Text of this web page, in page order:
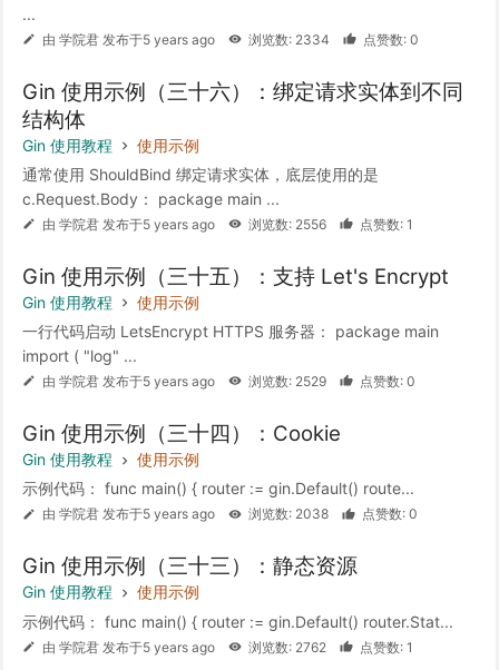
...
由 学院君 发布于5 years ago 浏览数: 2334 点赞数: 0
Gin 使用示例（三十六）：绑定请求实体到不同
结构体
Gin 使用教程
使用示例
通常使用 ShouldBind 绑定请求实体，底层使用的是
c.Request.Body： package main ...
由 学院君 发布于5 years ago 浏览数: 2556 点赞数: 1
Gin 使用示例（三十五）：支持 Let's Encrypt
Gin 使用教程
使用示例
一行代码启动 LetsEncrypt HTTPS 服务器： package main
import ( "log" ...
由 学院君 发布于5 years ago 浏览数: 2529 点赞数: 0
Gin 使用示例（三十四）：Cookie
Gin 使用教程
使用示例
示例代码： func main() { router := gin.Default() route...
由 学院君 发布于5 years ago 浏览数: 2038 点赞数: 0
Gin 使用示例（三十三）：静态资源
Gin 使用教程
使用示例
示例代码： func main() { router := gin.Default() router.Stat...
由 学院君 发布于5 years ago 浏览数: 2762 点赞数: 1